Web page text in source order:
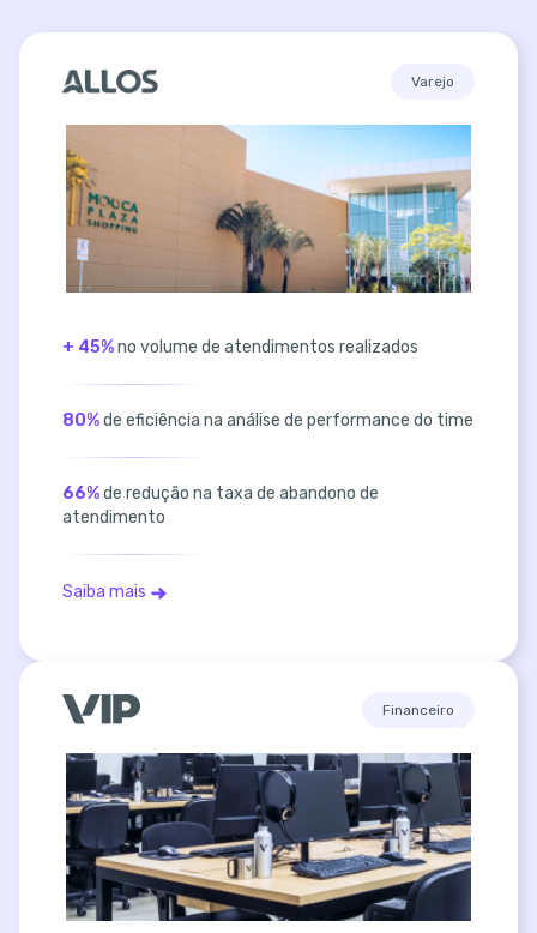
Varejo
+ 45%no volume de atendimentos realizados
80%de eficiência na análise de performance do time
66%de redução na taxa de abandono de
atendimento
Saiba mais
Financeiro